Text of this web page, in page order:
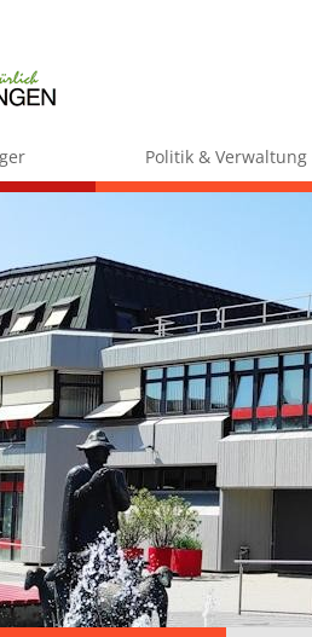
Politik & Verwaltung